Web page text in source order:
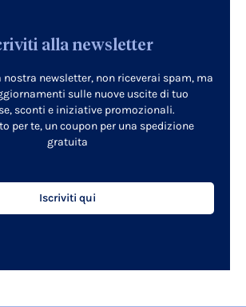
alla newsletter
newsletter, non riceverai spam, ma
sulle nuove uscite di tuo
sconti e iniziative promozionali.
per te, un coupon per una spedizione
gratuita
Iscriviti qui